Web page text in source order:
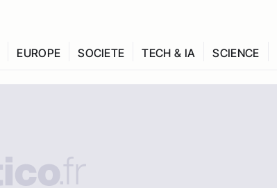
EUROPE SOCIETE TECH & IA SCIENCE